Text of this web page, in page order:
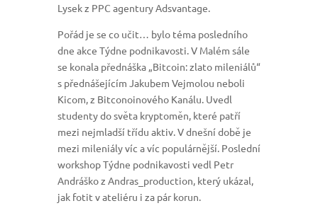
Lysek z PPC agentury Adsvantage.
Pořád je se co učit… bylo téma posledního
dne akce Týdne podnikavosti. V Malém sále
se konala přednáška „Bitcoin: zlato mileniálů“
s přednášejícím Jakubem Vejmolou neboli
Kicom, z Bitconoinového Kanálu. Uvedl
studenty do světa kryptoměn, které patří
mezi nejmladší třídu aktiv. V dnešní době je
mezi mileniály víc a víc populárnější. Poslední
workshop Týdne podnikavosti vedl Petr
Andráško z Andras_production, který ukázal,
jak fotit v ateliéru i za pár korun.